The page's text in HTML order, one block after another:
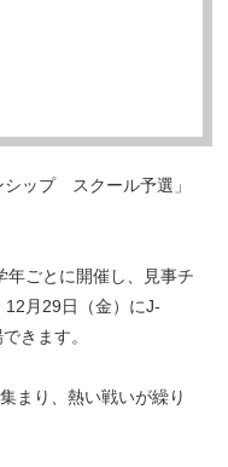
ップ スクール予選」
年ごとに開催し、見事チ
12月29日（金）にJ-
きます。
まり、熱い戦いが繰り